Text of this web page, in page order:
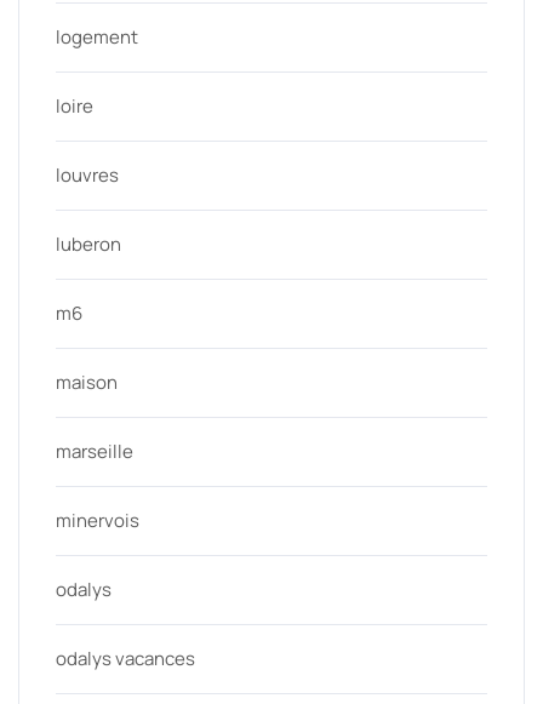
logement
loire
louvres
luberon
m6
maison
marseille
minervois
odalys
odalys vacances